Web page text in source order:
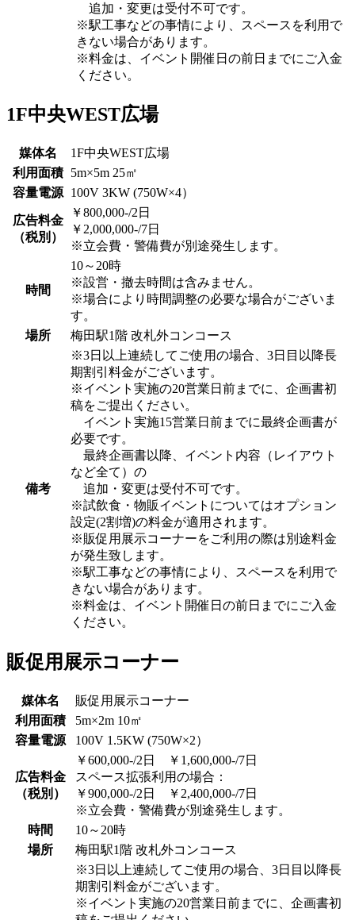
追加・変更は受付不可です。
※駅工事などの事情により、スペースを利用で
きない場合があります。
※料金は、イベント開催日の前日までにご入金
ください。
1F中央WEST広場
媒体名
1F中央WEST広場
利用面積 5m×5m 25㎡
容量電源 100V 3KW (750W×4）
広告料金
（税別）
￥800,000-/2日
￥2,000,000-/7日
※立会費・警備費が別途発生します。
時間
10～20時
※設営・撤去時間は含みません。
※場合により時間調整の必要な場合がございま
す。
場所
梅田駅1階 改札外コンコース
備考
※3日以上連続してご使用の場合、3日目以降長
期割引料金がございます。
※イベント実施の20営業日前までに、企画書初
稿をご提出ください。
イベント実施15営業日前までに最終企画書が
必要です。
最終企画書以降、イベント内容（レイアウト
など全て）の
追加・変更は受付不可です。
※試飲食・物販イベントについてはオプション
設定(2割増)の料金が適用されます。
※販促用展示コーナーをご利用の際は別途料金
が発生致します。
※駅工事などの事情により、スペースを利用で
きない場合があります。
※料金は、イベント開催日の前日までにご入金
ください。
販促用展示コーナー
媒体名
販促用展示コーナー
利用面積
5m×2m 10㎡
容量電源
100V 1.5KW (750W×2）
広告料金
（税別）
￥600,000-/2日 ￥1,600,000-/7日
スペース拡張利用の場合：
￥900,000-/2日 ￥2,400,000-/7日
※立会費・警備費が別途発生します。
時間
10～20時
場所
梅田駅1階 改札外コンコース
※3日以上連続してご使用の場合、3日目以降長
期割引料金がございます。
※イベント実施の20営業日前までに、企画書初